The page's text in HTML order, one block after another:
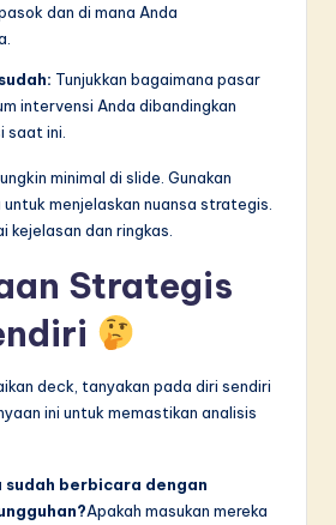
dan di mana Anda
Tunjukkan bagaimana pasar
intervensi Anda dibandingkan
saat ini.
minimal di slide. Gunakan
menjelaskan nuansa strategis.
kejelasan dan ringkas.
Strategis
deck, tanyakan pada diri sendiri
ini untuk memastikan analisis
sudah berbicara dengan
Apakah masukan mereka